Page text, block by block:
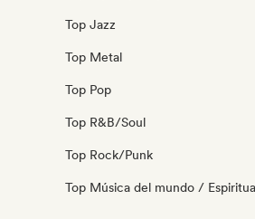
Top Jazz
Top Metal
Top Pop
Top R&B/Soul
Top Rock/Punk
Top Música del mundo /